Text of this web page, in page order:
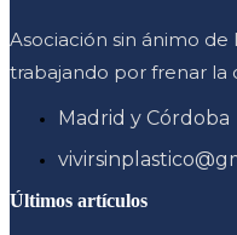
Asociación sin ánimo de
trabajando por frenar la
Madrid y Córdoba
Últimos artículos